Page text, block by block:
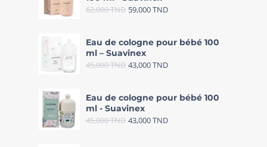
62,000TND 59,000TND
Eau de cologne pour bébé 100
ml – Suavinex
45,000TND 43,000TND
Eau de cologne pour bébé 100
ml - Suavinex
45,000TND 43,000TND